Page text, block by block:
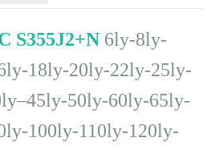
S355J2+N 6ly-8ly-
18ly-20ly-22ly-25ly-
50ly-60ly-65ly-
100ly-110ly-120ly-